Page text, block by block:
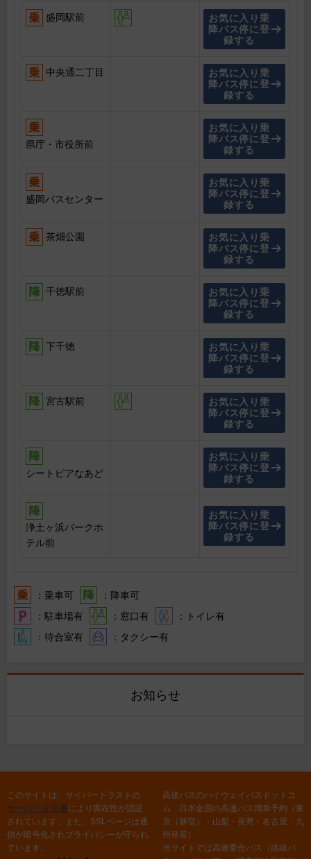
盛岡駅前
お気に入り乗
降バス停に登
録する
中央通二丁目
お気に入り乗
降バス停に登
録する
県庁・市役所前
お気に入り乗
降バス停に登
録する
盛岡バスセンター
お気に入り乗
降バス停に登
録する
茶畑公園
お気に入り乗
降バス停に登
録する
千徳駅前
お気に入り乗
降バス停に登
録する
下千徳
お気に入り乗
降バス停に登
録する
宮古駅前
お気に入り乗
降バス停に登
録する
シートピアなあど
お気に入り乗
降バス停に登
録する
浄土ヶ浜パークホ
テル前
お気に入り乗
降バス停に登
録する
：乗車可
：降車可
：駐車場有
：窓口有
：トイレ有
：待合室有
：タクシー有
お知らせ
このサイトは、サイバートラストの
サーバー証明書により実在性が認証
されています。また、SSLページは通
信が暗号化されプライバシーが守られ
ています。
高速バスのハイウェイバスドットコ
ム 日本全国の高速バス簡単予約（東
京（新宿）・山梨・長野・名古屋・九
州発着）
当サイトでは高速乗合バス（路線バ